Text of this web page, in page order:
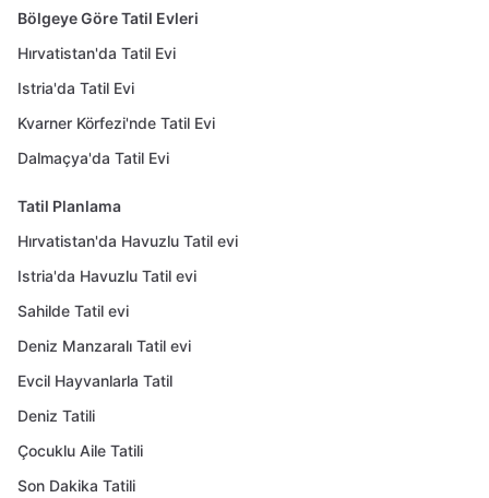
Bölgeye Göre Tatil Evleri
Hırvatistan'da Tatil Evi
Istria'da Tatil Evi
Kvarner Körfezi'nde Tatil Evi
Dalmaçya'da Tatil Evi
Tatil Planlama
Hırvatistan'da Havuzlu Tatil evi
Istria'da Havuzlu Tatil evi
Sahilde Tatil evi
Deniz Manzaralı Tatil evi
Evcil Hayvanlarla Tatil
Deniz Tatili
Çocuklu Aile Tatili
Son Dakika Tatili